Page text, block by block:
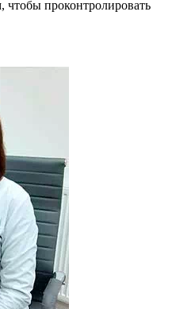
чтобы проконтролировать